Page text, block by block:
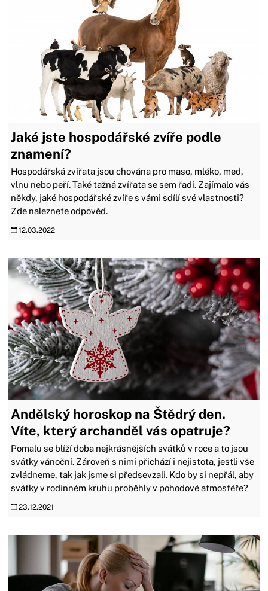
Jaké jste hospodářské zvíře podle
znamení?
Hospodářská zvířata jsou chována pro maso, mléko, med,
vlnu nebo peří. Také tažná zvířata se sem řadí. Zajímalo vás
někdy, jaké hospodářské zvíře s vámi sdílí své vlastnosti?
Zde naleznete odpověď.
12.03.2022
Andělský horoskop na Štědrý den.
Víte, který archanděl vás opatruje?
Pomalu se blíží doba nejkrásnějších svátků v roce a to jsou
svátky vánoční. Zároveň s nimi přichází i nejistota, jestli vše
zvládneme, tak jak jsme si předsevzali. Kdo by si nepřál, aby
svátky v rodinném kruhu proběhly v pohodové atmosféře?
23.12.2021